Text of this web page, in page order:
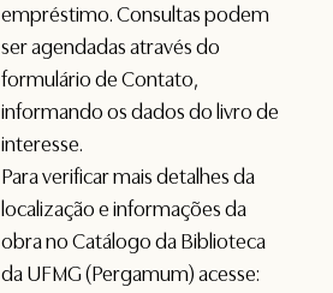
empréstimo. Consultas podem
ser agendadas através do
formulário deContato,
informando os dados do livro de
interesse.
Para verificar mais detalhes da
localização e informações da
obra no Catálogo da Biblioteca
da UFMG (Pergamum) acesse: